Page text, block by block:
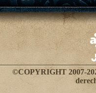
©COPYRIGHT 2007-